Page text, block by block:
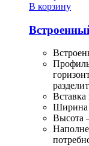
В корзину
Вставка
Ширина
Высота